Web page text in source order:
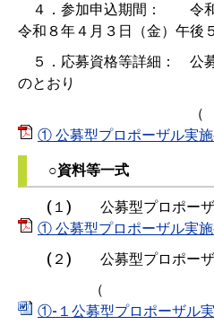
４．参加申込期間： 令和
令和８年４月３日（金）午後
５．応募資格等詳細： 公
のとおり
（
① 公募型プロポーザル実施
○資料等一式
(１) 公募型プロポーザ
① 公募型プロポーザル実施
(２) 公募型プロポーザ
（
①-１公募型プロポーザル実